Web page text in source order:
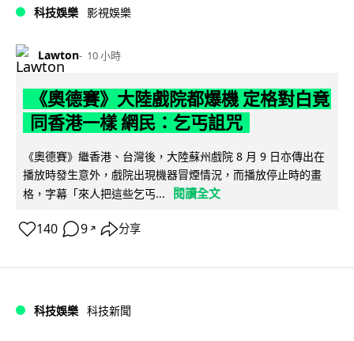
科技娛樂 影視娛樂
Lawton 10 小時
《奧德賽》大陸戲院都爆機 定格對白竟
同香港一樣 網民：乞丐詛咒
《奧德賽》繼香港、台灣後，大陸蘇州戲院 8 月 9 日亦傳出在
播放時發生意外，戲院出現機器冒煙情況，而播放停止時的畫
格，字幕「來人把這些乞丐...
閱讀全文
140 9 ↗ 分享
科技娛樂 科技新聞